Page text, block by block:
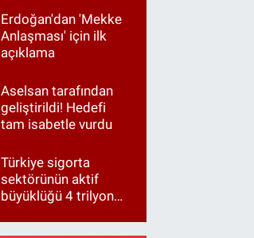
Erdoğan'dan 'Mekke
Anlaşması' için ilk
açıklama
Aselsan tarafından
geliştirildi! Hedefi
tam isabetle vurdu
Türkiye sigorta
sektörünün aktif
büyüklüğü 4 trilyon